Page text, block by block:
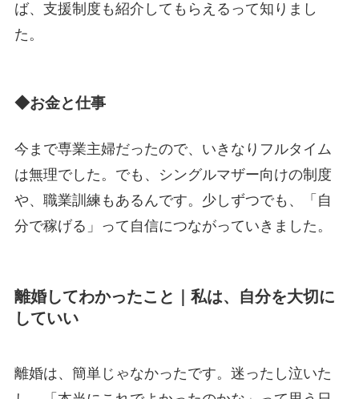
ば、支援制度も紹介してもらえるって知りまし
た。
◆お金と仕事
今まで専業主婦だったので、いきなりフルタイム
は無理でした。でも、シングルマザー向けの制度
や、職業訓練もあるんです。少しずつでも、「自
分で稼げる」って自信につながっていきました。
離婚してわかったこと｜私は、自分を大切に
していい
離婚は、簡単じゃなかったです。迷ったし泣いた